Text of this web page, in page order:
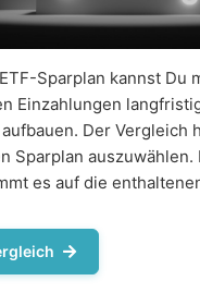
Sparplan kannst Du
Einzahlungen
Der Vergleich
Sparplan
es auf die